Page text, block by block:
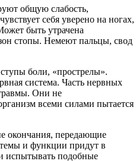
общую слабость,
себя уверено на ногах,
быть утрачена
стопы. Немеют пальцы, свод
боли, «прострелы».
система. Часть нервных
Они не
всеми силами пытается
окончания, передающие
и функции придут в
испытывать подобные